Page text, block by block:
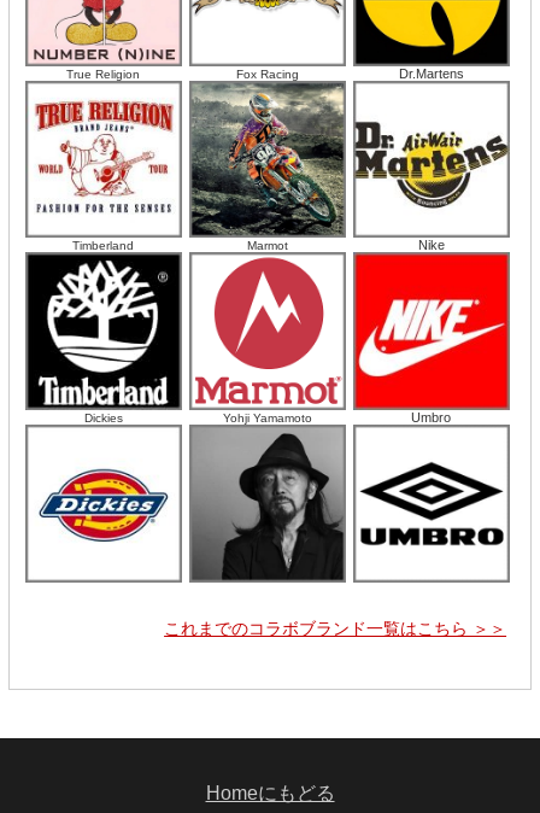
True Religion Fox Racing Dr.Martens
Timberland Marmot Nike
Dickies Yohji Yamamoto Umbro
これまでのコラボブランド一覧はこちら ＞＞
Homeにもどる